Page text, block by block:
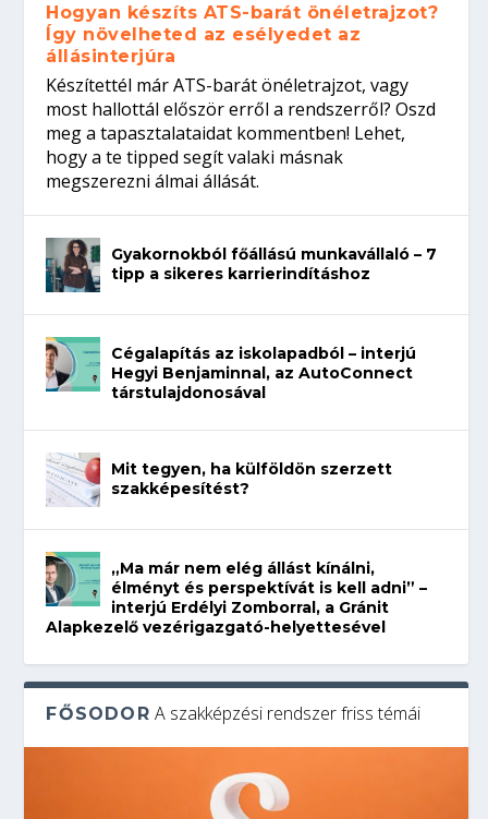
Hogyan készíts ATS-barát önéletrajzot?
Így növelheted az esélyedet az
állásinterjúra
Készítettél már ATS-barát önéletrajzot, vagy
most hallottál először erről a rendszerről? Oszd
meg a tapasztalataidat kommentben! Lehet,
hogy a te tipped segít valaki másnak
megszerezni álmai állását.
Gyakornokból főállású munkavállaló – 7
tipp a sikeres karrierindításhoz
Cégalapítás az iskolapadból – interjú
Hegyi Benjaminnal, az AutoConnect
társtulajdonosával
Mit tegyen, ha külföldön szerzett
szakképesítést?
„Ma már nem elég állást kínálni,
élményt és perspektívát is kell adni” –
interjú Erdélyi Zomborral, a Gránit
Alapkezelő vezérigazgató-helyettesével
FŐSODOR A szakképzési rendszer friss témái